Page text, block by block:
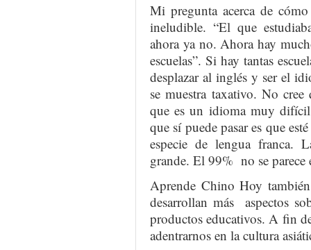
Mi pregunta acerca de
ineludible. “El que
ahora ya no. Ahora hay
escuelas”. Si hay tantas
desplazar al inglés y ser el
se muestra taxativo. No
que es un idioma muy
que sí puede pasar es que
especie de lengua franca.
grande. El 99% no se parece
Aprende Chino Hoy
desarrollan más aspectos
productos educativos. A fin
adentrarnos en la cultura